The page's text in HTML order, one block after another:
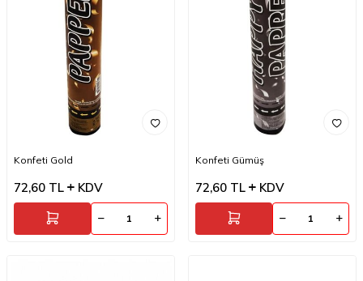
Konfeti Gold
72,60 TL KDV
Konfeti Gümüş
72,60 TL KDV